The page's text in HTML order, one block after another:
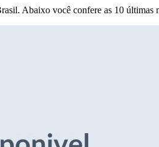
Abaixo você confere as 10 últimas